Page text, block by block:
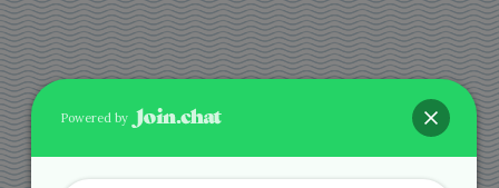
Agende via Whatsapp
Powered by